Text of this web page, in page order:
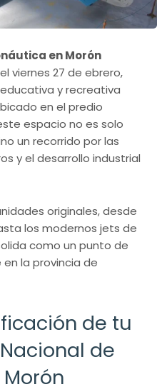
en Morón
viernes 27 de ebrero,
y recreativa
en el predio
espacio no es solo
un recorrido por las
y el desarrollo industrial
originales, desde
los modernos jets de
como un punto de
la provincia de
de tu
de